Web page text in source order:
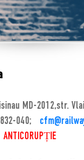
MD-2012,str.
040;
ANTICORUPȚIE